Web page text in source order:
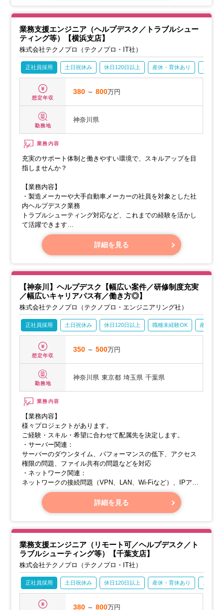
業務支援エンジニア（ヘルプデスク／トラブルシュー
ティング等）【横浜支店】
株式会社テクノプロ（テクノプロ・IT社）
正社員採用 土日祝休み 休日120日以上 産休・育休あり
想定年収
380 ～800万円
勤務地
神奈川県
業務内容
充実のサポート体制と働きやすい環境で、スキルアップを目
指しませんか？
【業務内容】
・製造メーカーや大手自動車メーカーの社員を対象とした社
内ヘルプデスク業務
トラブルシューティング対応など、これまでの経験を活かし
て活躍できます
・ソフトウェア開発工程管理ツールのカスタマイズや保守サ
ポート業務
システムの安定稼働を支える重要な役割です
詳細を見る
【神奈川】ヘルプデスク【幅広い案件／研修制度充実
／幅広いキャリアパス有／働き方◎】
株式会社テクノプロ（テクノプロ・エンジニアリング社）
正社員採用 土日祝休み 休日120日以上 職種未経験OK 産休・育
想定年収
350 ～500万円
勤務地
神奈川県 東京都 埼玉県 千葉県
業務内容
【業務内容】
様々プロジェクトがあります。
ご経験・スキル・希望に合わせて配属先を決定します。
・サーバー関連：
サーバーのダウンタイム、パフォーマンスの低下、アクセス
権限の問題、ファイル共有の問題などを対応
・ネットワーク関連：
ネットワークの接続問題（VPN、LAN、Wi-Fiなど）、IPアド
レスの設定や変更など
・専門のエンジニアや上位サポートチームへエスカレーショ
詳細を見る
業務支援エンジニア（リモート可／ヘルプデスク／ト
ラブルシューティング等）【千葉支店】
株式会社テクノプロ（テクノプロ・IT社）
正社員採用 土日祝休み 休日120日以上 産休・育休あり
380 ～800万円